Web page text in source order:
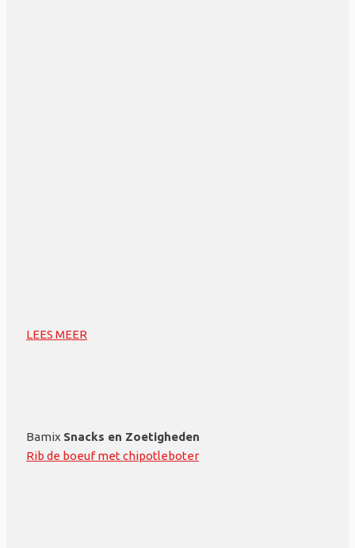
LEES MEER
Bamix Snacks en Zoetigheden
Rib de boeuf met chipotleboter